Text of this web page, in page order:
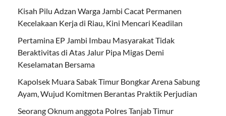
Kisah Pilu Adzan Warga Jambi Cacat Permanen
Kecelakaan Kerja di Riau, Kini Mencari Keadilan
Pertamina EP Jambi Imbau Masyarakat Tidak
Beraktivitas di Atas Jalur Pipa Migas Demi
Keselamatan Bersama
Kapolsek Muara Sabak Timur Bongkar Arena Sabung
Ayam, Wujud Komitmen Berantas Praktik Perjudian
Seorang Oknum anggota Polres Tanjab Timur